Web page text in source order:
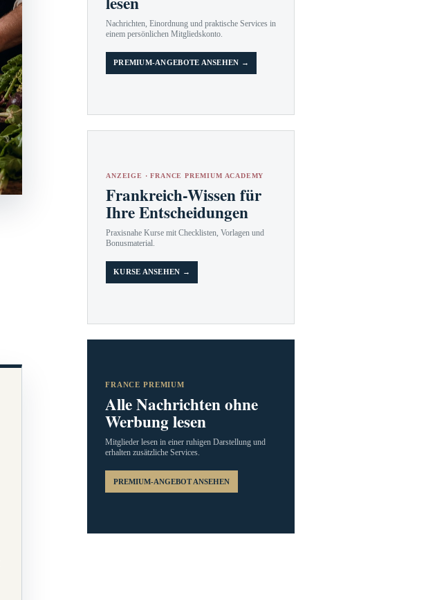
Nachrichten, Einordnung und praktische Services in
einem persönlichen Mitgliedskonto.
PREMIUM-ANGEBOTE ANSEHEN →
ANZEIGE · FRANCE PREMIUM ACADEMY
Frankreich-Wissen für
Ihre Entscheidungen
Praxisnahe Kurse mit Checklisten, Vorlagen und
Bonusmaterial.
KURSE ANSEHEN →
FRANCE PREMIUM
Alle Nachrichten ohne
Werbung lesen
Mitglieder lesen in einer ruhigen Darstellung und
erhalten zusätzliche Services.
PREMIUM-ANGEBOT ANSEHEN